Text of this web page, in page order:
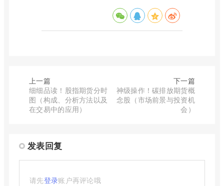
上一篇
细细品读！股指期货分时
图（构成、分析方法以及
在交易中的应用）
下一篇
神级操作！碳排放期货概
念股（市场前景与投资机
会）
发表回复
请先登录账户再评论哦